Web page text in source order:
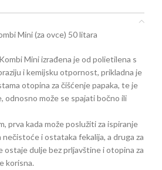
Mini (za ovce) 50 litara
Mini izrađena je od polietilena s
i kemijsku otpornost, prikladna je
otopina za čišćenje papaka, te je
odnosno može se spajati bočno ili
prva kada može poslužiti za ispiranje
i ostataka fekalija, a druga za
dulje bez prljavštine i otopina za
korisna.